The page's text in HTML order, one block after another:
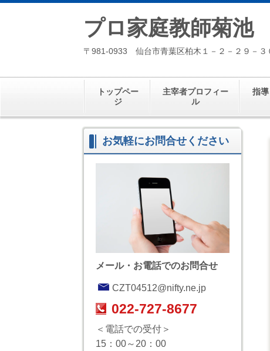
プロ家庭教師菊池
〒981-0933 仙台市青葉区柏木１－２－２９－３
トップペー
ジ
主宰者プロフィー
ル
指
お気軽にお問合せください
メール・お電話でのお問合せ
CZT04512@nifty.ne.jp
022-727-8677
＜電話での受付＞
15：00～20：00